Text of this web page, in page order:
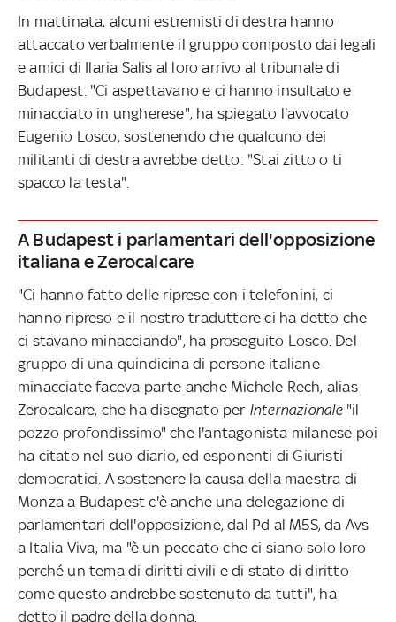
In mattinata, alcuni estremisti di destra hanno
attaccato verbalmente il gruppo composto dai legali
e amici di Ilaria Salis al loro arrivo al tribunale di
Budapest. "Ci aspettavano e ci hanno insultato e
minacciato in ungherese", ha spiegato l'avvocato
Eugenio Losco, sostenendo che qualcuno dei
militanti di destra avrebbe detto: "Stai zitto o ti
spacco la testa".
A Budapest i parlamentari dell'opposizione
italiana e Zerocalcare
"Ci hanno fatto delle riprese con i telefonini, ci
hanno ripreso e il nostro traduttore ci ha detto che
ci stavano minacciando", ha proseguito Losco. Del
gruppo di una quindicina di persone italiane
minacciate faceva parte anche Michele Rech, alias
Zerocalcare, che ha disegnato per Internazionale"il
pozzo profondissimo" che l'antagonista milanese poi
ha citato nel suo diario, ed esponenti di Giuristi
democratici. A sostenere la causa della maestra di
Monza a Budapest c'è anche una delegazione di
parlamentari dell'opposizione, dal Pd al M5S, da Avs
a Italia Viva, ma "è un peccato che ci siano solo loro
perché un tema di diritti civili e di stato di diritto
come questo andrebbe sostenuto da tutti", ha
detto il padre della donna.